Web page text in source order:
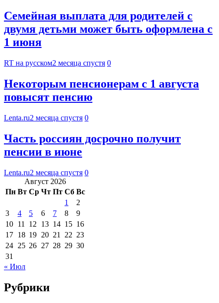
Семейная выплата для родителей с
двумя детьми может быть оформлена с
1 июня
RT на русском2 месяца спустя 0
Некоторым пенсионерам с 1 августа
повысят пенсию
Lenta.ru2 месяца спустя 0
Часть россиян досрочно получит
пенсии в июне
Lenta.ru2 месяца спустя 0
Август 2026
Пн Вт Ср Чт Пт Сб Вс
1
2
3
4 5 6 7 8
9
10 11 12 13 14 15 16
17 18 19 20 21 22 23
24 25 26 27 28 29 30
31
« Июл
Рубрики